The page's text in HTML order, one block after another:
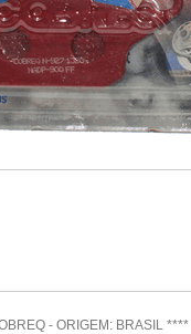
- ORIGEM: BRASIL